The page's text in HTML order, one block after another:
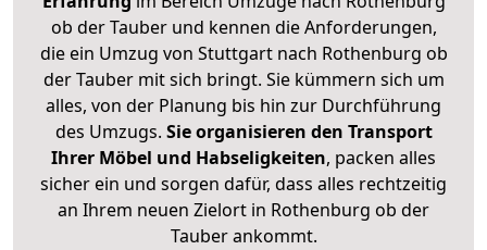
ob der Tauber und kennen die Anforderungen,
die ein Umzug von Stuttgart nach Rothenburg ob
der Tauber mit sich bringt. Sie kümmern sich um
alles, von der Planung bis hin zur Durchführung
des Umzugs. Sie organisieren den Transport
Ihrer Möbel und Habseligkeiten, packen alles
sicher ein und sorgen dafür, dass alles rechtzeitig
an Ihrem neuen Zielort in Rothenburg ob der
Tauber ankommt.